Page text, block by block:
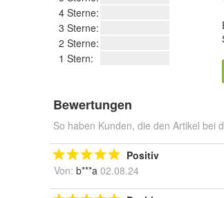
4 Sterne:
3 Sterne:
2 Sterne:
1 Stern:
Bewertungen
So haben Kunden, die den Artikel bei
Positiv
Von: b***a 02.08.24